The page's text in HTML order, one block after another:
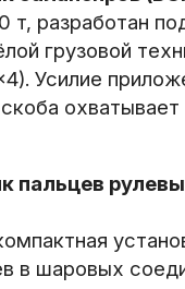
т, разработан
грузовой
Усилие
охватывает
пальцев
в шаровых